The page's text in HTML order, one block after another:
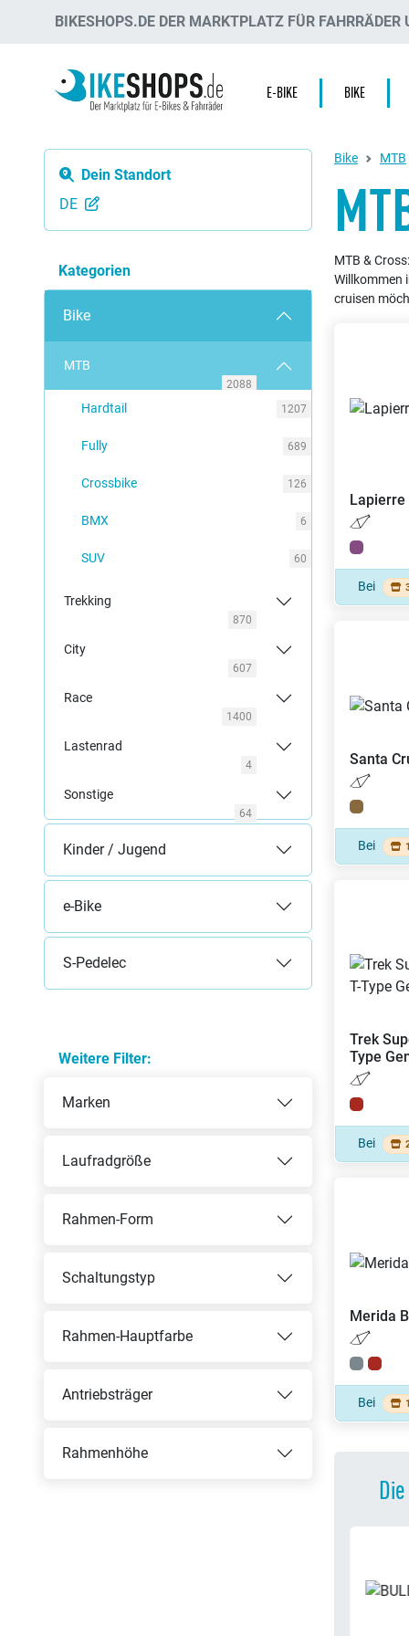
BIKESHOPS.DE DER MARKTPLATZ FÜR FAHRRÄDER
E-BIKE BIKE
Dein Standort
DE
Kategorien
Bike
MTB
2088
Hardtail 1207
Fully 689
Crossbike 126
BMX 6
SUV 60
Trekking
870
City
607
Race
1400
Lastenrad
4
Sonstige
64
Kinder / Jugend
e-Bike
S-Pedelec
Weitere Filter:
Marken
Laufradgröße
Rahmen-Form
Schaltungstyp
Rahmen-Hauptfarbe
Antriebsträger
Rahmenhöhe
Bike MTB
MTB &
Willkommen
cruisen
Lapierre
Bei
Santa
Bei
Trek
Type
Bei
Merida
Bei